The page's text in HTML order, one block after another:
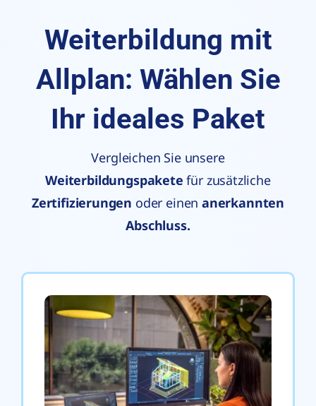
Weiterbildung mit
Allplan: Wählen Sie
Ihr ideales Paket
Vergleichen Sie unsere
Weiterbildungspaketefür zusätzliche
Zertifizierungen oder einen anerkannten
Abschluss.